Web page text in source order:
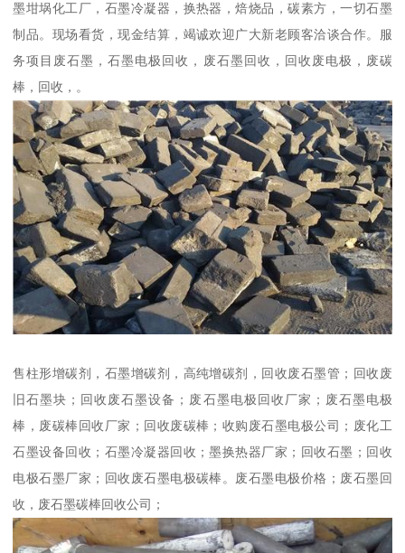
墨坩埚化工厂，石墨冷凝器，换热器，焙烧品，碳素方，一切石墨
制品。现场看货，现金结算，竭诚欢迎广大新老顾客洽谈合作。服
务项目废石墨，石墨电极回收，废石墨回收，回收废电极，废碳
棒，回收，。
售柱形增碳剂，石墨增碳剂，高纯增碳剂，回收废石墨管；回收废
旧石墨块；回收废石墨设备；废石墨电极回收厂家；废石墨电极
棒，废碳棒回收厂家；回收废碳棒；收购废石墨电极公司；废化工
石墨设备回收；石墨冷凝器回收；墨换热器厂家；回收石墨；回收
电极石墨厂家；回收废石墨电极碳棒。废石墨电极价格；废石墨回
收，废石墨碳棒回收公司；